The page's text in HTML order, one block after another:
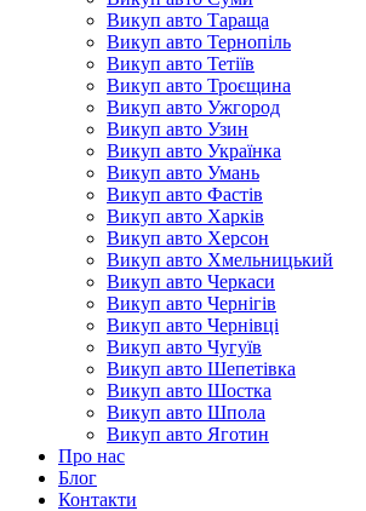
Викуп авто Тараща
Викуп авто Тернопіль
Викуп авто Тетіїв
Викуп авто Троєщина
Викуп авто Ужгород
Викуп авто Узин
Викуп авто Українка
Викуп авто Умань
Викуп авто Фастів
Викуп авто Харків
Викуп авто Херсон
Викуп авто Хмельницький
Викуп авто Черкаси
Викуп авто Чернігів
Викуп авто Чернівці
Викуп авто Чугуїв
Викуп авто Шепетівка
Викуп авто Шостка
Викуп авто Шпола
Викуп авто Яготин
Про нас
Блог
Контакти